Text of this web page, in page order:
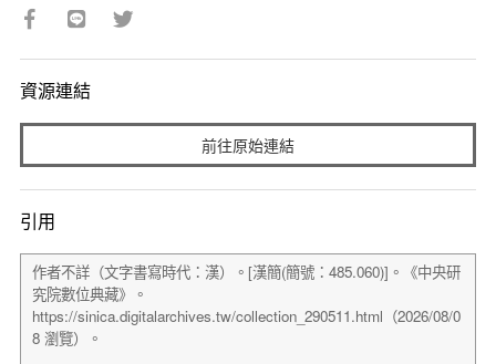
資源連結
前往原始連結
引用